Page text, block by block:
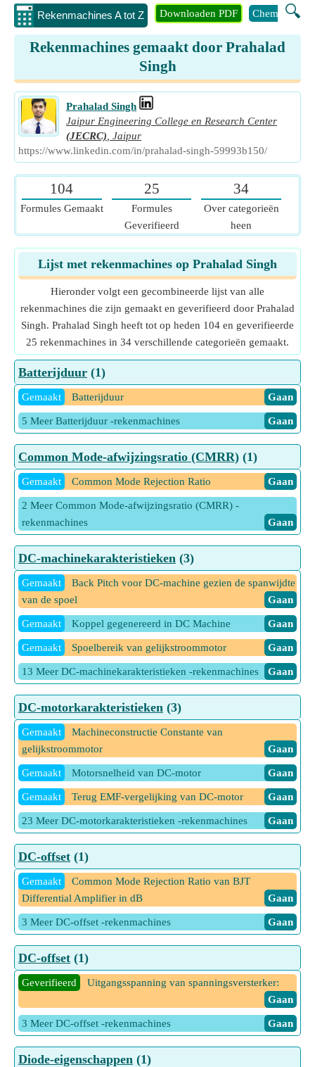
Rekenmachines A tot Z 🔍
Downloaden PDF Chemie
Rekenmachines gemaakt door Prahalad
Singh
Prahalad Singh
Jaipur Engineering College en Research Center
(JECRC) Jaipur
https://www.linkedin.com/in/prahalad-singh-59993b150/
104
Formules Gemaakt
25
Formules
Geverifieerd
34
Over categorieën
heen
Lijst met rekenmachines op Prahalad Singh
Hieronder volgt een gecombineerde lijst van alle
rekenmachines die zijn gemaakt en geverifieerd door Prahalad
Singh. Prahalad Singh heeft tot op heden 104 en geverifieerde
25 rekenmachines in 34 verschillende categorieën gemaakt.
Batterijduur (1)
Gemaakt Batterijduur Gaan
5 Meer Batterijduur -rekenmachines Gaan
Common Mode-afwijzingsratio (CMRR) (1)
Gemaakt Common Mode Rejection Ratio Gaan
2 Meer Common Mode-afwijzingsratio (CMRR) -
rekenmachines
Gaan
DC-machinekarakteristieken (3)
Gemaakt
Back Pitch voor DC-machine gezien de spanwijdte
van de spoel
Gaan
Gemaakt Koppel gegenereerd in DC Machine Gaan
Gemaakt Spoelbereik van gelijkstroommotor Gaan
13 Meer DC-machinekarakteristieken -rekenmachines Gaan
DC-motorkarakteristieken (3)
Gemaakt
Machineconstructie Constante van
gelijkstroommotor
Gaan
Gemaakt Motorsnelheid van DC-motor Gaan
Gemaakt Terug EMF-vergelijking van DC-motor Gaan
23 Meer DC-motorkarakteristieken -rekenmachines Gaan
DC-offset (1)
Gemaakt
Common Mode Rejection Ratio van BJT
Differential Amplifier in dB
Gaan
3 Meer DC-offset -rekenmachines Gaan
DC-offset (1)
Geverifieerd
Uitgangsspanning van spanningsversterker:
Gaan
3 Meer DC-offset -rekenmachines Gaan
Diode-eigenschappen (1)